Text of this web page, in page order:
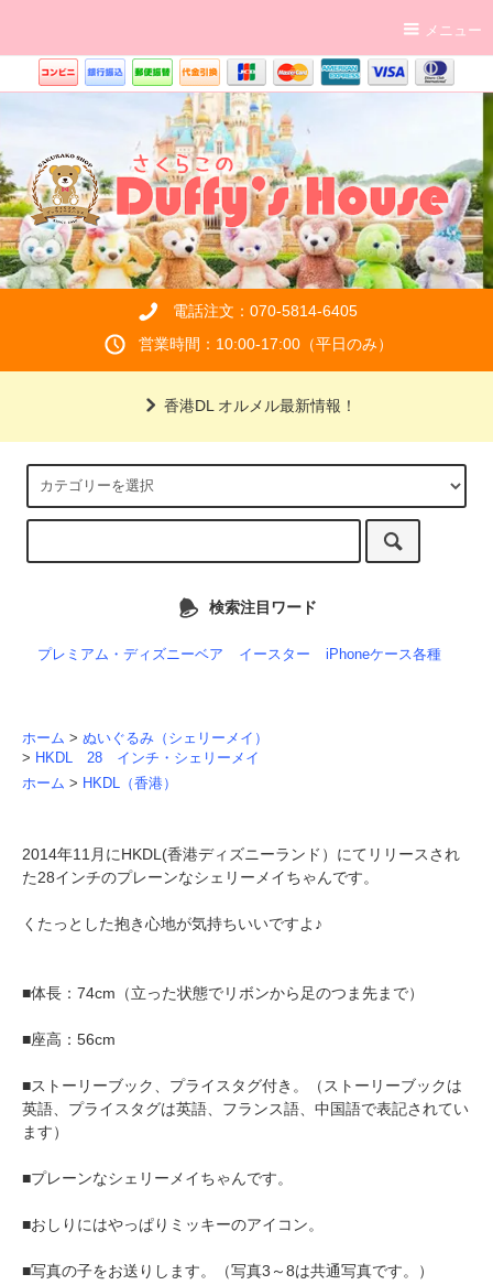
メニュー
電話注文：070-5814-6405
営業時間：10:00-17:00（平日のみ）
香港DL オルメル最新情報！
検索注目ワード
プレミアム・ディズニーベア イースター iPhoneケース各種
ホーム > ぬいぐるみ（シェリーメイ）
> HKDL 28 インチ・シェリーメイ
ホーム > HKDL（香港）
2014年11月にHKDL(香港ディズニーランド）にてリリースされ
た28インチのプレーンなシェリーメイちゃんです。
くたっとした抱き心地が気持ちいいですよ♪
■体長：74cm（立った状態でリボンから足のつま先まで）
■座高：56cm
■ストーリーブック、プライスタグ付き。（ストーリーブックは
英語、プライスタグは英語、フランス語、中国語で表記されてい
ます）
■プレーンなシェリーメイちゃんです。
■おしりにはやっぱりミッキーのアイコン。
■写真の子をお送りします。（写真3～8は共通写真です。）